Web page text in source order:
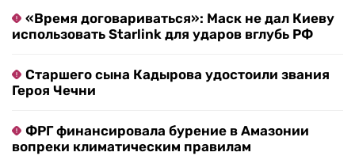
«Время договариваться»: Маск не дал Киеву
использовать Starlink для ударов вглубь РФ
Старшего сына Кадырова удостоили звания
Героя Чечни
ФРГ финансировала бурение в Амазонии
вопреки климатическим правилам